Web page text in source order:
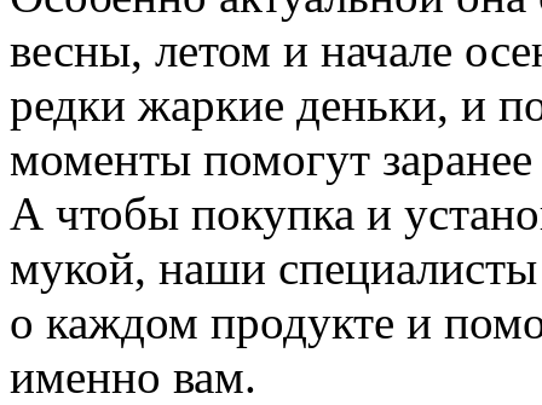
весны, летом и начале
редки жаркие деньки, и
моменты помогут
А чтобы покупка и
мукой, наши специалисты
о каждом продукте и
именно вам.